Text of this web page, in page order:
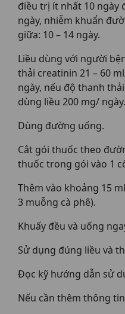
điều trị ít nhất 10 ngày
ngày, nhiễm khuẩn
giữa: 10 – 14 ngày.
Liều dùng với người
thải creatinin 21 – 60
ngày, nếu độ thanh
dùng liều 200 mg/ ngày.
Dùng đường uống.
Cắt gói thuốc theo
thuốc trong gói vào 1
Thêm vào khoảng 15
3 muỗng cà phê).
Khuấy đều và uống
Sử dụng đúng liều và
Đọc kỹ hướng dẫn sử
Nếu cần thêm thông